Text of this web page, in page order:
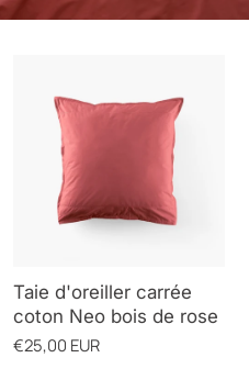
COULEUR
Taie d'oreiller carrée
coton Neo bois de rose
€25,00 EUR